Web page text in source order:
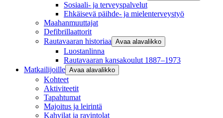
Sosiaali- ja terveyspalvelut
Ehkäisevä päihde- ja mielenterveystyö
Maahanmuuttajat
Defibrillaattorit
Rautavaaran historiaa Avaa alavalikko
Luostanlinna
Rautavaaran kansakoulut 1887–1973
Matkailijoille Avaa alavalikko
Kohteet
Aktiviteetit
Tapahtumat
Majoitus ja leirintä
Kahvilat ja ravintolat